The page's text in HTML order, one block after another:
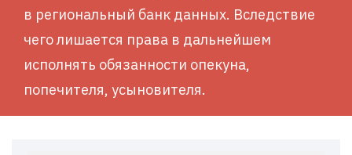
в региональный банк данных. Вследствие
чего лишается права в дальнейшем
исполнять обязанности опекуна,
попечителя, усыновителя.